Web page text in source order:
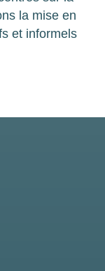
la mise en
et informels